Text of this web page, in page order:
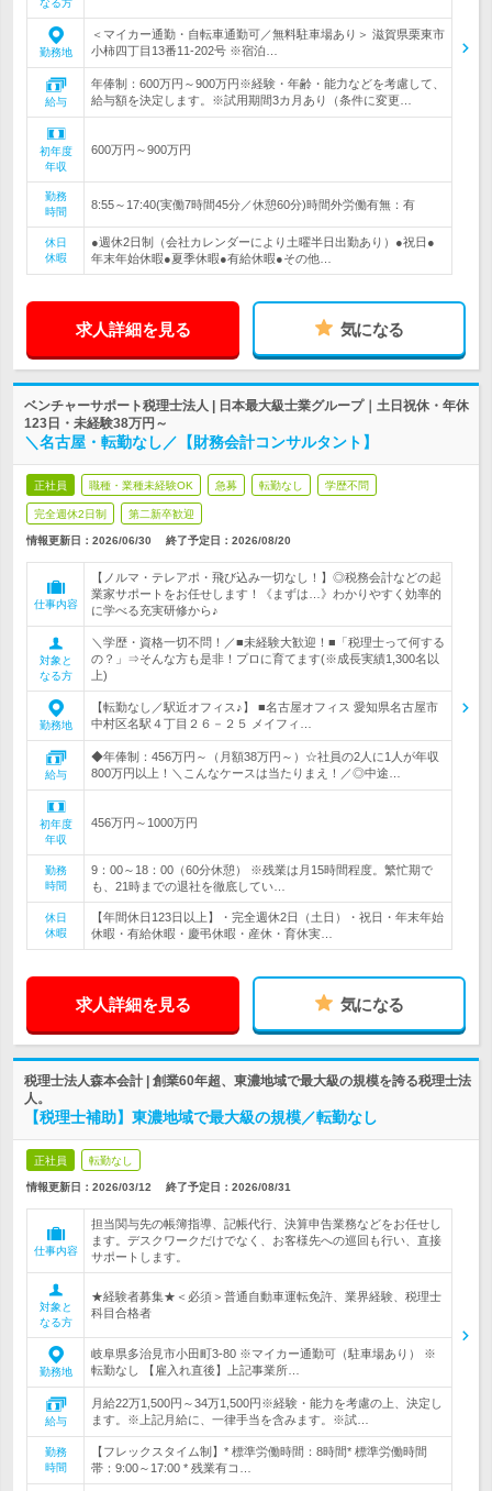
なる方
勤務地
＜マイカー通勤・自転車通勤可／無料駐車場あり＞ 滋賀県栗東市
小柿四丁目13番11-202号 ※宿泊…
給与
年俸制：600万円～900万円※経験・年齢・能力などを考慮して、
給与額を決定します。※試用期間3カ月あり（条件に変更…
初年度
年収
600万円～900万円
勤務
時間
8:55～17:40(実働7時間45分／休憩60分)時間外労働有無：有
休日
休暇
●週休2日制（会社カレンダーにより土曜半日出勤あり）●祝日●
年末年始休暇●夏季休暇●有給休暇●その他…
求人詳細を見る 気になる
ベンチャーサポート税理士法人 | 日本最大級士業グループ｜土日祝休・年休
123日・未経験38万円～
＼名古屋・転勤なし／【財務会計コンサルタント】
正社員 職種・業種未経験OK 急募 転勤なし 学歴不問
完全週休2日制 第二新卒歓迎
情報更新日：2026/06/30 終了予定日： 2026/08/20
仕事内容
【ノルマ・テレアポ・飛び込み一切なし！】◎税務会計などの起
業家サポートをお任せします！《まずは…》わかりやすく効率的
に学べる充実研修から♪
対象と
なる方
＼学歴・資格一切不問！／■未経験大歓迎！■「税理士って何する
の？」⇒そんな方も是非！プロに育てます(※成長実績1,300名以
上)
勤務地
【転勤なし／駅近オフィス♪】 ■名古屋オフィス 愛知県名古屋市
中村区名駅４丁目２６－２５ メイフィ…
給与
◆年俸制：456万円～（月額38万円～）☆社員の2人に1人が年収
800万円以上！＼こんなケースは当たりまえ！／◎中途…
初年度
年収
456万円～1000万円
勤務
時間
9：00～18：00（60分休憩） ※残業は月15時間程度。繁忙期で
も、21時までの退社を徹底してい…
休日
休暇
【年間休日123日以上】・完全週休2日（土日）・祝日・年末年始
休暇・有給休暇・慶弔休暇・産休・育休実…
求人詳細を見る 気になる
税理士法人森本会計 | 創業60年超、東濃地域で最大級の規模を誇る税理士法
人。
【税理士補助】東濃地域で最大級の規模／転勤なし
正社員 転勤なし
情報更新日：2026/03/12 終了予定日： 2026/08/31
仕事内容
担当関与先の帳簿指導、記帳代行、決算申告業務などをお任せし
ます。デスクワークだけでなく、お客様先への巡回も行い、直接
サポートします。
対象と
なる方
★経験者募集★＜必須＞普通自動車運転免許、業界経験、税理士
科目合格者
勤務地
岐阜県多治見市小田町3-80 ※マイカー通勤可（駐車場あり） ※
転勤なし 【雇入れ直後】上記事業所…
給与
月給22万1,500円～34万1,500円※経験・能力を考慮の上、決定し
ます。※上記月給に、一律手当を含みます。※試…
勤務
時間
【フレックスタイム制】* 標準労働時間：8時間* 標準労働時間
帯：9:00～17:00 * 残業有コ…